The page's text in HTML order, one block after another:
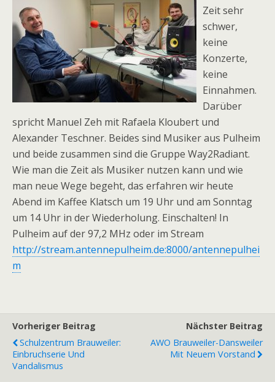
Zeit sehr
schwer,
keine
Konzerte,
keine
Einnahmen.
Darüber
spricht Manuel Zeh mit Rafaela Kloubert und
Alexander Teschner. Beides sind Musiker aus Pulheim
und beide zusammen sind die Gruppe Way2Radiant.
Wie man die Zeit als Musiker nutzen kann und wie
man neue Wege begeht, das erfahren wir heute
Abend im Kaffee Klatsch um 19 Uhr und am Sonntag
um 14 Uhr in der Wiederholung. Einschalten! In
Pulheim auf der 97,2 MHz oder im Stream
http://stream.antennepulheim.de:8000/antennepulhei
m
Vorheriger Beitrag
Schulzentrum Brauweiler:
Einbruchserie Und
Vandalismus
Nächster Beitrag
AWO Brauweiler-Dansweiler
Mit Neuem Vorstand